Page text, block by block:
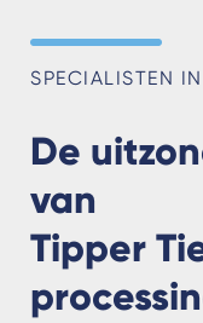
SPECIALISTEN
De
van
Tipper